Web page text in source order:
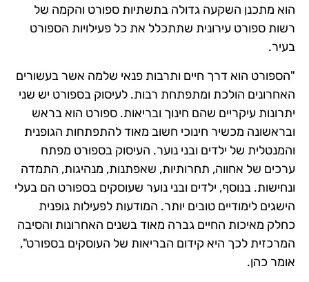
הוא מתכנן השקעה גדולה בתשתיות ספורט והקמה של
רשות ספורט עירונית שתתכלל את כל פעילויות הספורט
בעיר.
"הספורט הוא דרך חיים ותרבות פנאי שלמה אשר בעשורים
האחרונים הולכת ומתפתחת רבות. לעיסוק בספורט יש שני
יתרונות עיקריים שהם חינוך ובריאות. ספורט הוא בראש
ובראשונה מכשיר חינוכי חשוב מאוד להתפתחות הגופנית
והמנטלית של ילדים ובני נוער. העיסוק בספורט מפתח
ערכים של אחווה, תחרותיות, שאפתנות, מנהיגות, התמדה
ונחישות. בנוסף, ילדים ובני נוער שעוסקים בספורט הם בעלי
הישגים לימודיים טובים יותר. המודעות לפעילות גופנית
כחלק מאיכות החיים גברה מאוד בשנים האחרונות והסיבה
המרכזית לכך היא קידום הבריאות של העוסקים בספורט",
אומר כהן.